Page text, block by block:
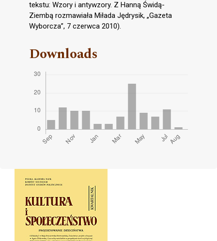
tekstu: Wzory i antywzory. Z Hanną Świdą-
Ziembą rozmawiała Miłada Jędrysik, „Gazeta
Wyborcza”, 7 czerwca 2010).
Downloads
Cover image